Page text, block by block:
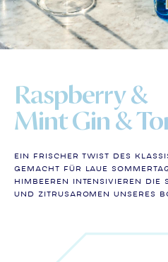
Raspberry &
Mint Gin &
Ein frischer Twist des
gemacht für laue
Himbeeren intensivieren
und Zitrusaromen unseres